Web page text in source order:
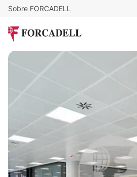
Sobre FORCADELL
Alquiler oficina Madrid. Calle
4.272 m²